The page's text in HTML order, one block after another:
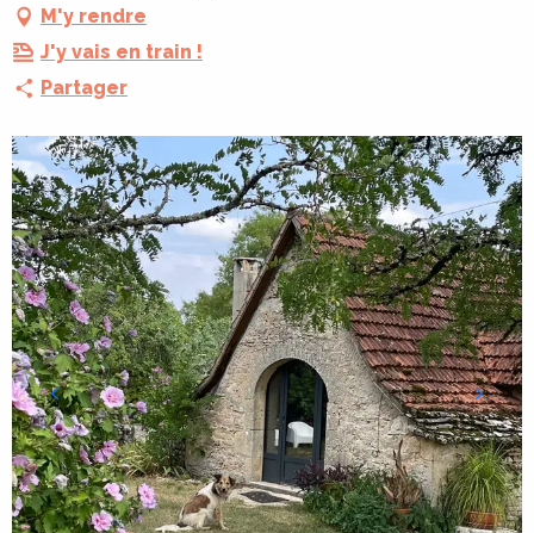
M'y rendre
J'y vais en train !
Partager